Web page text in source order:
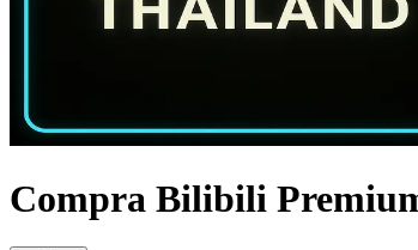
Compra Bilibili